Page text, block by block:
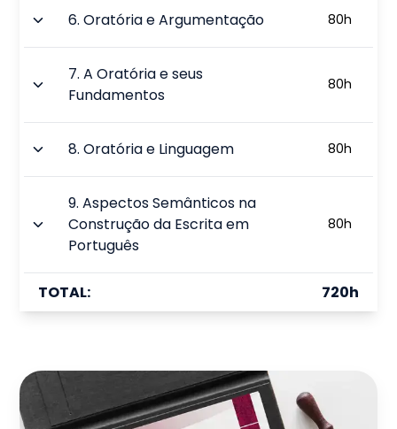
6.Oratória e Argumentação 80h
7.A Oratória e seus
Fundamentos
80h
8.Oratória e Linguagem 80h
9.Aspectos Semânticos na
Construção da Escrita em
Português
80h
TOTAL: 720h